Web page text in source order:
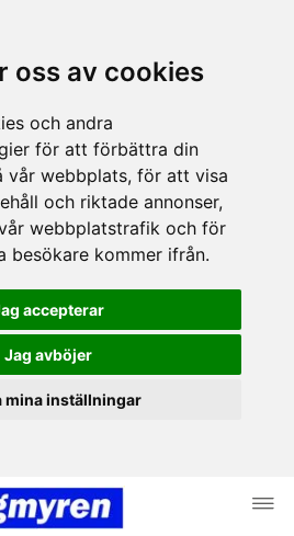
oss av cookies
och andra
för att förbättra din
vår webbplats, för att visa
och riktade annonser,
webbplatstrafik och för
besökare kommer ifrån.
accepterar
Jag avböjer
mina inställningar